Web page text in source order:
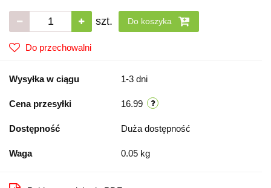
szt. Do koszyka
Do przechowalni
Wysyłka w ciągu 1-3 dni
Cena przesyłki 16.99
Dostępność Duża dostępność
Waga 0.05 kg